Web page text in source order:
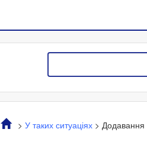
> У таких ситуаціях> Додавання